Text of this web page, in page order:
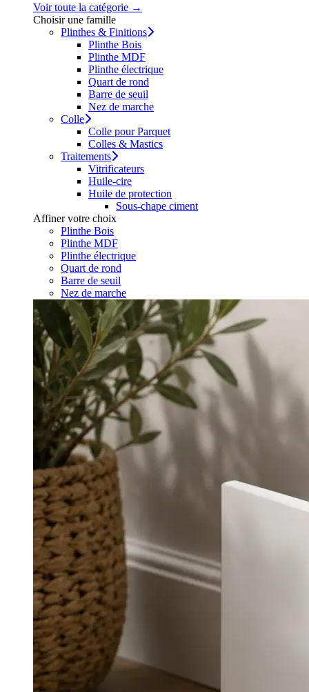
Voir toute la catégorie →
Choisir une famille
Plinthes & Finitions
Plinthe Bois
Plinthe MDF
Plinthe électrique
Quart de rond
Barre de seuil
Nez de marche
Colle
Colle pour Parquet
Colles & Mastics
Traitements
Vitrificateurs
Huile-cire
Huile de protection
Sous-chape ciment
Affiner votre choix
Plinthe Bois
Plinthe MDF
Plinthe électrique
Quart de rond
Barre de seuil
Nez de marche